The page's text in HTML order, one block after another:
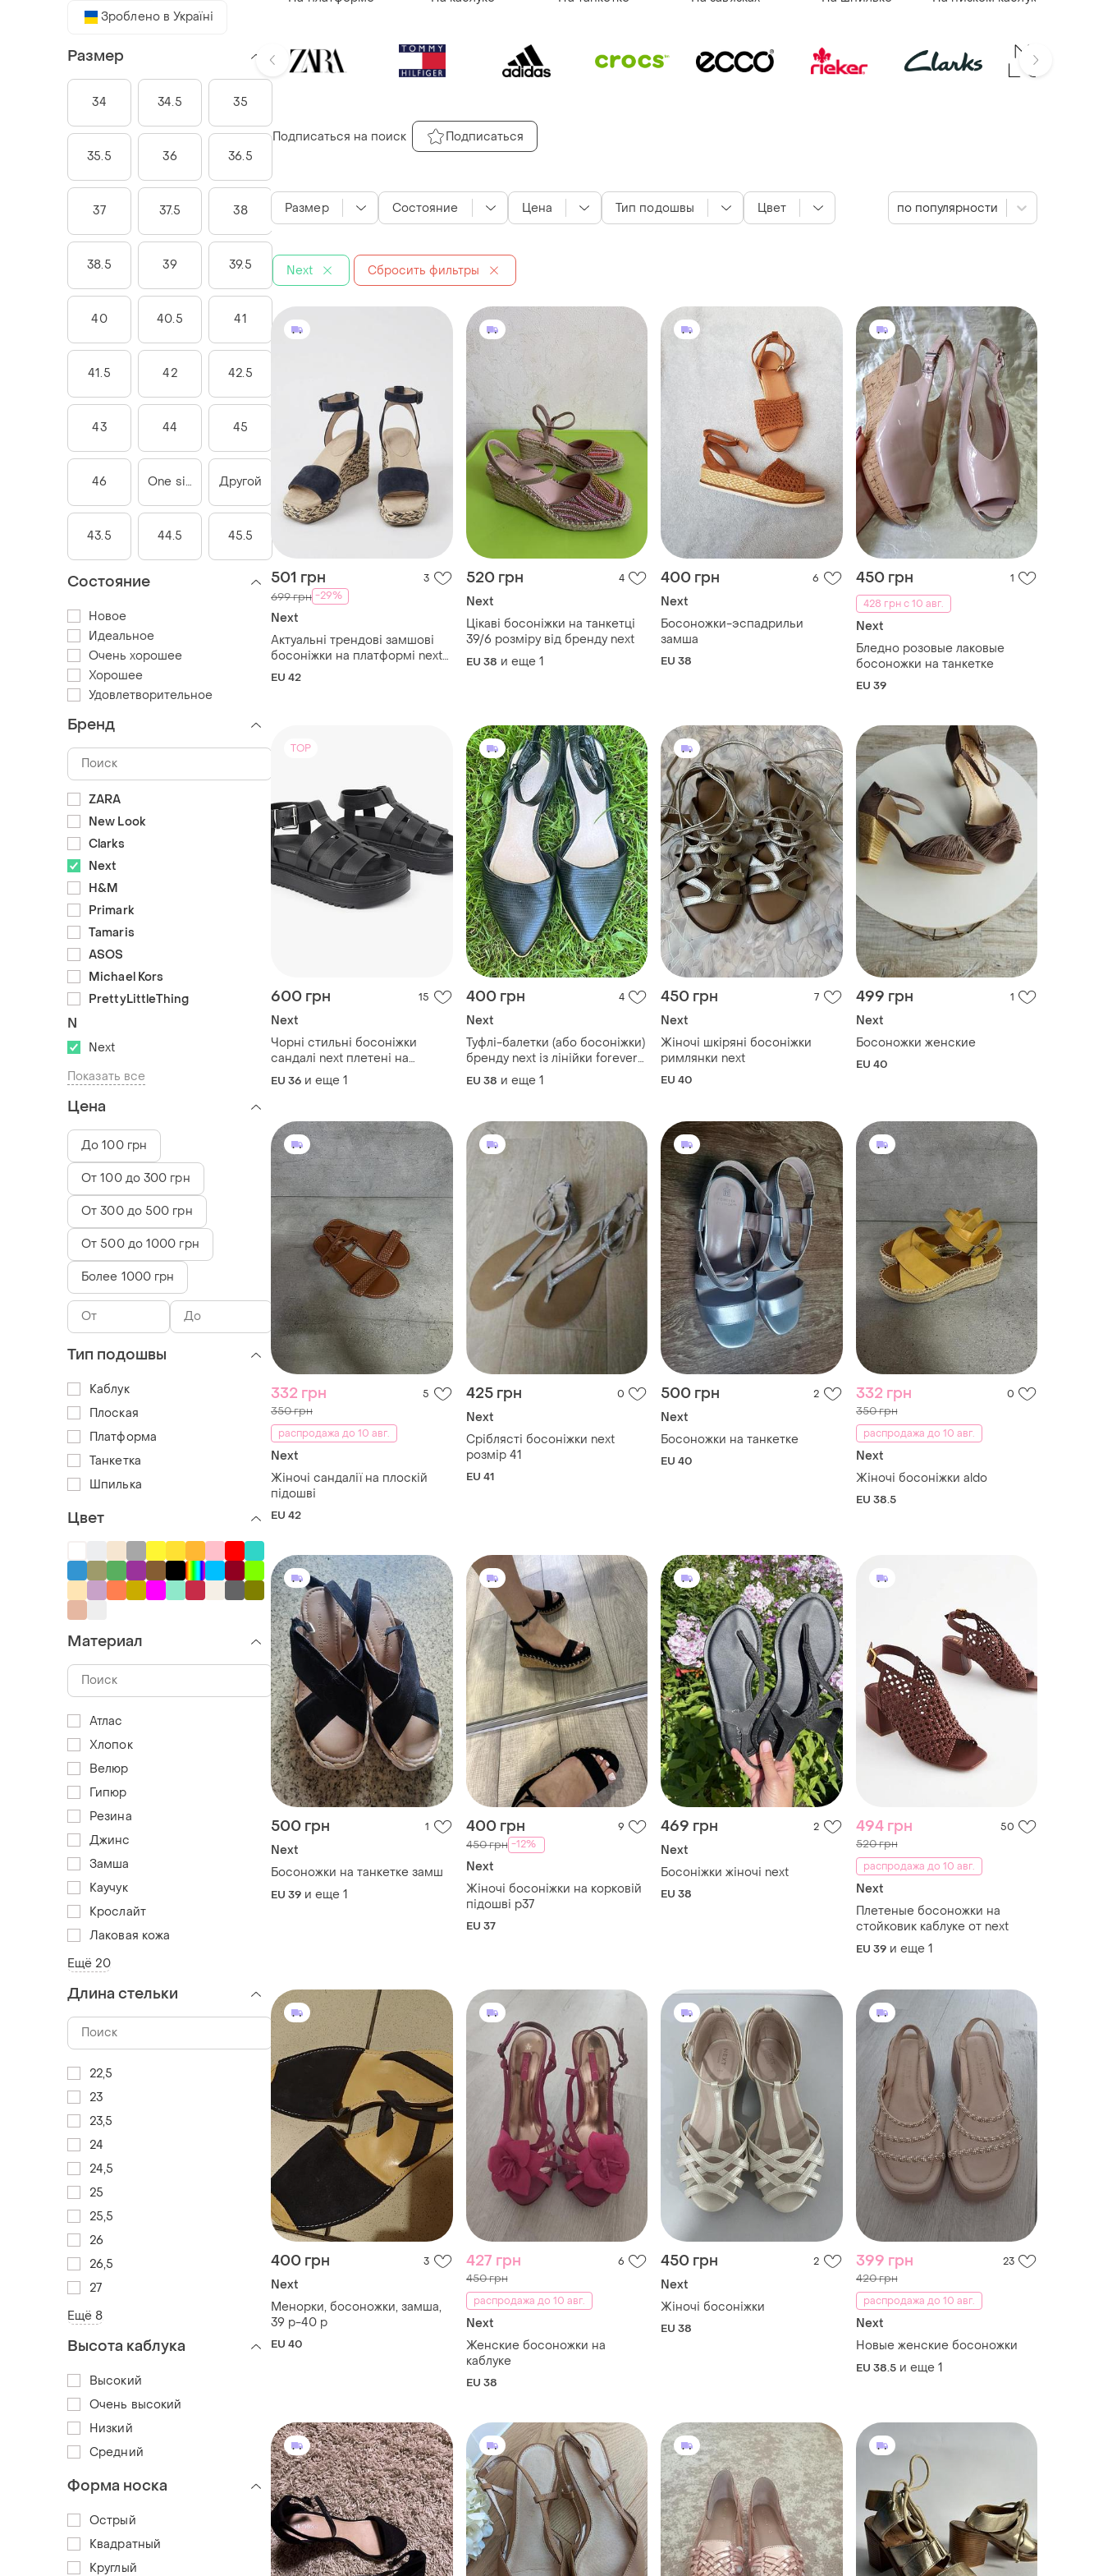
501 грн 3
699 грн -29%
Next
Актуальні трендові замшові
босоніжки на платформі next
comfort 42 розмір 🔥🔥🔥
EU 42
520 грн 4
Next
Цікаві босоніжки на танкетці
39/6 розміру від бренду next
EU 38 и еще 1
400 грн 6
Next
Босоножки-эспадрильи
замша
EU 38
450 грн
1
428 грн с 10 авг.
Next
Бледно розовые лаковые
босоножки на танкетке
EU 39
TOP
600 грн 15
Next
Чорні стильні босоніжки
сандалі next плетені на
масивній підошві
EU 36 и еще 1
400 грн 4
Next
Туфлі-балетки (або босоніжки)
бренду next із лінійки forever
comfort
EU 38 и еще 1
450 грн 7
Next
Жіночі шкіряні босоніжки
римлянки next
EU 40
499 грн 1
Next
Босоножки женские
EU 40
332 грн 5
350 грн
распродажа до 10 авг.
Next
Жіночі сандалії на плоскій
підошві
EU 42
425 грн 0
Next
Сріблясті босоніжки next
розмір 41
EU 41
500 грн 2
Next
Босоножки на танкетке
EU 40
332 грн 0
350 грн
распродажа до 10 авг.
Next
Жіночі босоніжки aldo
EU 38.5
500 грн 1
Next
Босоножки на танкетке замш
EU 39 и еще 1
400 грн 9
450 грн -12%
Next
Жіночі босоніжки на корковій
підошві р37
EU 37
469 грн 2
Next
Босоніжки жіночі next
EU 38
494 грн 50
520 грн
распродажа до 10 авг.
Next
Плетеные босоножки на
стойковик каблуке от next
EU 39 и еще 1
400 грн 3
Next
Менорки, босоножки, замша,
39 р-40 р
EU 40
427 грн 6
450 грн
распродажа до 10 авг.
Next
Женские босоножки на
каблуке
EU 38
450 грн 2
Next
Жіночі босоніжки
EU 38
399 грн 23
420 грн
распродажа до 10 авг.
Next
Новые женские босоножки
EU 38.5 и еще 1
Next Сбросить фильтры
Подписаться на поиск Подписаться
Размер Состояние Цена Тип подошвы Цвет по популярности
Зроблено в Україні
Размер
34 34.5 35
35.5 36 36.5
37 37.5 38
38.5 39 39.5
40 40.5 41
41.5 42 42.5
43 44 45
46 One size Другой
43.5 44.5 45.5
Состояние
Новое
Идеальное
Очень хорошее
Хорошее
Удовлетворительное
Бренд
ZARA
New Look
Clarks
Next
H&M
Primark
Tamaris
ASOS
Michael Kors
PrettyLittleThing
N
Next
Показать все
Цена
До 100 грн
От 100 до 300 грн
От 300 до 500 грн
От 500 до 1000 грн
Более 1000 грн
Тип подошвы
Каблук
Плоская
Платформа
Танкетка
Шпилька
Цвет
Материал
Атлас
Хлопок
Велюр
Гипюр
Резина
Джинс
Замша
Каучук
Крослайт
Лаковая кожа
Ещё 20
Длина стельки
22,5
23
23,5
24
24,5
25
25,5
26
26,5
27
Ещё 8
Высота каблука
Высокий
Очень высокий
Низкий
Средний
Форма носка
Острый
Квадратный
Круглый